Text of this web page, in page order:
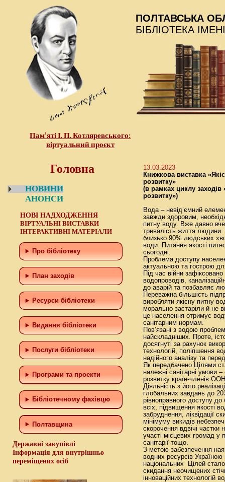
Пам’яті І. П. Котляревського:
віртуальний проєкт
ПОЛТАВСЬКА
БІБЛІОТЕКА
Головна
НОВИНИ
АНОНСИ
НОВІ НАДХОДЖЕННЯ
ВІРТУАЛЬНІ ВИСТАВКИ
ІНТЕРАКТИВНІ МАТЕРІАЛИ
Про бібліотеку
План заходів
Ресурси бібліотеки
Видання бібліотеки
Послуги бібліотеки
Програми та проекти
Бiблiотечному фахiвцю
Полтавщина
Державні закупівлі
Інформація для внутрішньо
переміщених осіб
13.03.2023
Книжкова виставка
розвитку»
(в рамках циклу заходів
розвитку»)
Вода – невід’ємний
завжди здоровим,
питну воду. Вже давно
тривалість життя
близько 90% людських
води. Питання якості
сьогодні.
Проблема доступу
актуальною та гострою
Під час війни
водопроводів,
до аварій та позбавляє
Переважна більшість
виробляти якісну питну
морально застаріли й не
це населення отримує
санітарним нормам.
Пов’язані з водою
найскладніших. Проте,
досягнуті за рахунок
технологій, поліпшення
надійного аналізу та
Як передбачено Цілями
належні санітарні умови
розвитку країн-членів
Діяльність з його
глобальних завдань до
рівноправного доступу до
всіх, підвищення якості
забруднення, ліквідації
мінімуму викидів
скорочення вдвічі
участі місцевих громад у
санітарії тощо.
З метою забезпечення
водних ресурсів
національних Цілей
скидання неочищених
інноваційних технологій